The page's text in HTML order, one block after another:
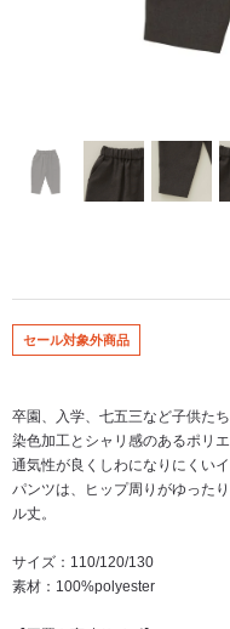
セール対象外商品
卒園、入学、七五三など子供た
染色加工とシャリ感のあるポリ
通気性が良くしわになりにくい
パンツは、ヒップ周りがゆった
ル丈。
サイズ：110/120/130
素材：100%polyester